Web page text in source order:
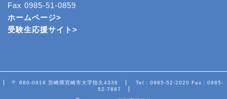
Fax 0985-51-0859
ホームページ>
受験生応援サイト>
〒 880-0916 宮崎県宮崎市大字恒久4336
Tel : 0985-52-2020 Fax：0985-
52-7887